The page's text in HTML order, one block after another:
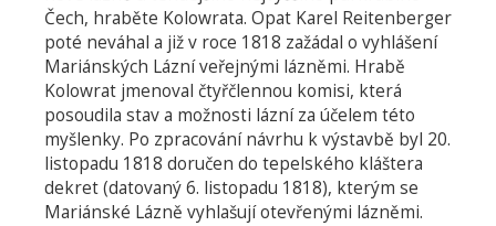
Čech, hraběte Kolowrata. Opat Karel Reitenberger
poté neváhal a již v roce 1818 zažádal o vyhlášení
Mariánských Lázní veřejnými lázněmi. Hrabě
Kolowrat jmenoval čtyřčlennou komisi, která
posoudila stav a možnosti lázní za účelem této
myšlenky. Po zpracování návrhu k výstavbě byl 20.
listopadu 1818 doručen do tepelského kláštera
dekret (datovaný 6. listopadu 1818), kterým se
Mariánské Lázně vyhlašují otevřenými lázněmi.